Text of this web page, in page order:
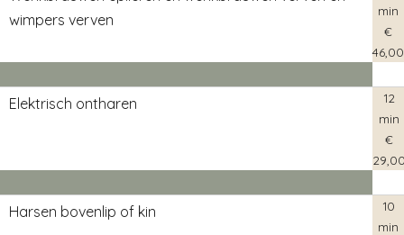
biocellulose masker en korte sessie lichttherapie)€195,00
Om de huid goed te laten herstellen is het verplicht om de
(70gr) te gebruiken. Deze is voor €44,95 verkrijgbaar bij
wimpers verven
min
€
46,00
Elektrisch ontharen
12
min
€
Harsen bovenlip of kin
10
min